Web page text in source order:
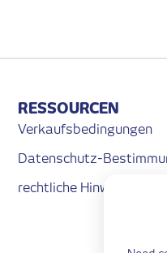
RESSOURCEN
Verkaufsbedingungen
Datenschutz-
rechtliche Hinweise